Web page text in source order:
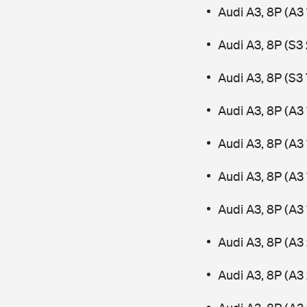
Audi A3, 8P
Audi A3, 8P
Audi A3, 8P
Audi A3, 8P
Audi A3, 8P
Audi A3, 8P
Audi A3, 8P
Audi A3, 8P
Audi A3, 8P